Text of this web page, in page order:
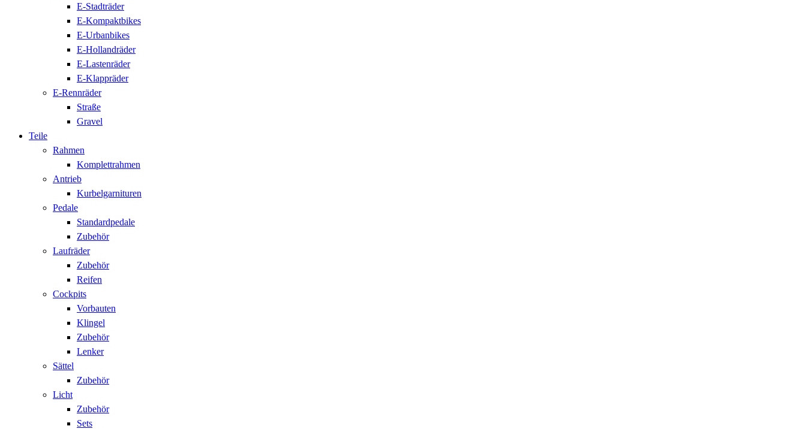
E-Stadträder
E-Kompaktbikes
E-Urbanbikes
E-Hollandräder
E-Lastenräder
E-Klappräder
E-Rennräder
Straße
Gravel
Teile
Rahmen
Komplettrahmen
Antrieb
Kurbelgarnituren
Pedale
Standardpedale
Zubehör
Laufräder
Zubehör
Reifen
Cockpits
Vorbauten
Klingel
Zubehör
Lenker
Sättel
Zubehör
Licht
Zubehör
Sets